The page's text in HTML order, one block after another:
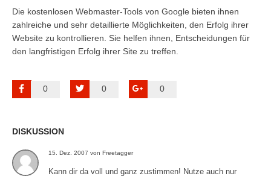
Die kostenlosen Webmaster-Tools von Google bieten ihnen
zahlreiche und sehr detaillierte Möglichkeiten, den Erfolg ihrer
Website zu kontrollieren. Sie helfen ihnen, Entscheidungen für
den langfristigen Erfolg ihrer Site zu treffen.
0 0 0
DISKUSSION
15. Dez. 2007 von Freetagger
Kann dir da voll und ganz zustimmen! Nutze auch nur